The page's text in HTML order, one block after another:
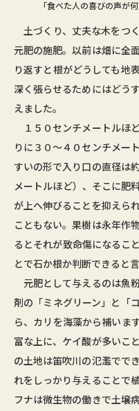
｢食べた人の喜びの声が
土づくり、丈夫な木をつ
元肥の施肥。以前は畑に全
り返すと根がどうしても地
深く張らせるためにはどう
えました。
１５０センチメートルほ
りに３０～４０センチメー
すいの形で入り口の直径は
メートルほど）、そこに肥
が上へ伸びることを抑えら
こともない。果樹は永年作
るとそれが致命傷になるこ
とで石か根か判断できると言
元肥として与えるのは魚
剤の「ミネグリーン」と「
ら、カリを海藻から補いま
富な上に、ケイ酸が多いこ
の土地は笛吹川の氾濫でで
れをしっかり与えることで
フナは微生物の働きで土壌